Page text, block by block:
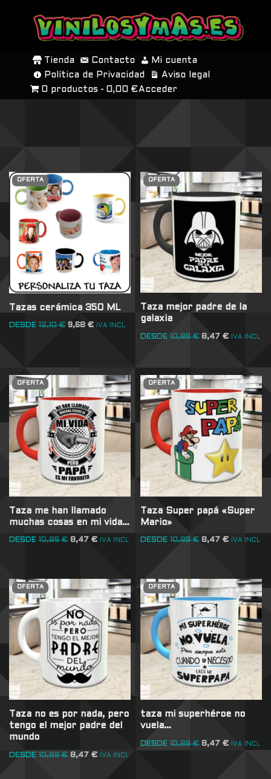
SALTAR
CONTENIDO
Tienda Contacto
Mi cuenta
Política de Privacidad
Aviso legal
0 productos
0,00 € Acceder
OFERTA
Tazas cerámica 350 ML
DESDE 12,10€ 9,68 € IVA INCL
OFERTA
Taza mejor padre de la
galaxia
DESDE 10,89€ 8,47€ IVA INCL
OFERTA
Taza me han llamado
muchas cosas en mi vida…
DESDE 10,89€ 8,47 € IVA INCL
OFERTA
Taza Super papá «Super
Mario»
DESDE 10,89€ 8,47€ IVA INCL
OFERTA
Taza no es por nada, pero
tengo el mejor padre del
mundo
DESDE 10,89€ 8,47 € IVA INCL
OFERTA
taza mi superhéroe no
vuela…
DESDE 10,89€ 8,47€ IVA INCL